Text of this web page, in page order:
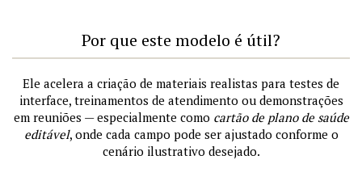
Por que este modelo é útil?
Ele acelera a criação de materiais realistas para testes de
interface, treinamentos de atendimento ou demonstrações
em reuniões — especialmente como cartão de plano de saúde
editável, onde cada campo pode ser ajustado conforme o
cenário ilustrativo desejado.